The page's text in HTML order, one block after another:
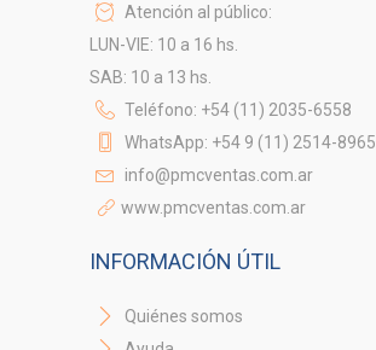
Atención al público:
LUN-VIE: 10 a 16 hs.
SAB: 10 a 13 hs.
Teléfono: +54 (11) 2035-6558
WhatsApp: +54 9 (11) 2514-8965
info@pmcventas.com.ar
www.pmcventas.com.ar
INFORMACIÓN ÚTIL
Quiénes somos